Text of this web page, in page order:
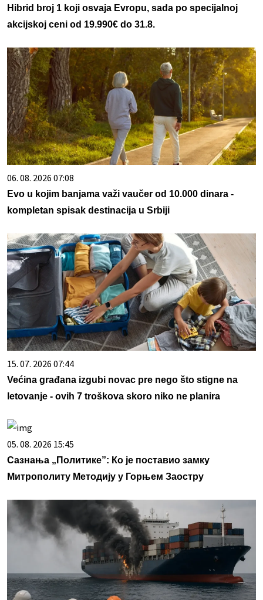
Hibrid broj 1 koji osvaja Evropu, sada po specijalnoj
akcijskoj ceni od 19.990€ do 31.8.
06. 08. 2026 07:08
Evo u kojim banjama važi vaučer od 10.000 dinara -
kompletan spisak destinacija u Srbiji
15. 07. 2026 07:44
Većina građana izgubi novac pre nego što stigne na
letovanje - ovih 7 troškova skoro niko ne planira
05. 08. 2026 15:45
Сазнања „Политике”: Ко је поставио замку
Митрополиту Методију у Горњем Заостру